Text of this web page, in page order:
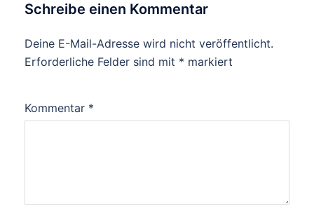
Schreibe einen Kommentar
Deine E-Mail-Adresse wird nicht veröffentlicht.
Erforderliche Felder sind mit * markiert
Kommentar *